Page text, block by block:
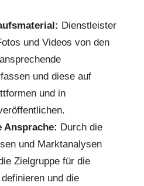
Dienstleister
und Videos von den
und diese auf
und in
Ansprache: Durch die
und Marktanalysen
Zielgruppe für die
und die